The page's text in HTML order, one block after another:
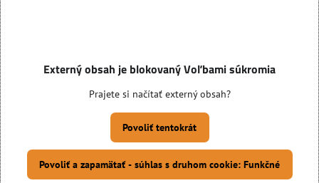
Externý obsah je blokovaný Voľbami súkromia
Prajete si načítať externý obsah?
Povoliť tentokrát
Povoliť a zapamätať - súhlas s druhom cookie: Funkčné